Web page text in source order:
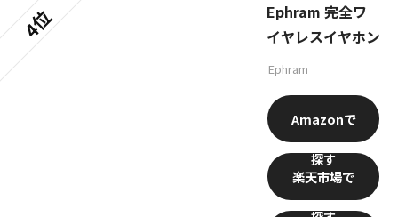
4位
Ephram 完全ワ
イヤレスイヤホン
Ephram
楽天市場
Amazon